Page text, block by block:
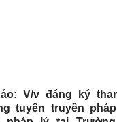
V/v đăng ký
tuyên truyền